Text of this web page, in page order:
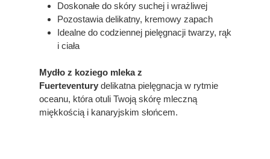
Doskonałe do skóry suchej i wrażliwej
Pozostawia delikatny, kremowy zapach
Idealne do codziennej pielęgnacji twarzy, rąk
i ciała
Mydło z koziego mleka z
Fuerteventury delikatna pielęgnacja w rytmie
oceanu, która otuli Twoją skórę mleczną
miękkością i kanaryjskim słońcem.